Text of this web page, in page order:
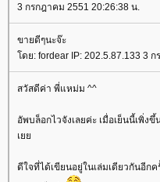
3 กรกฎาคม 2551 20:26:38 น.
ขายดีๆนะจ๊ะ
ดย: fordear IP: 202.5.87.133 3 ก
สวัสดีค่า พี่แหม่ม ^^
อัพบล็อกไวจังเลยค่ะ เมื่อเย็นนี้เพิ่ง
เ
ดีใจที่ได้เขียนอยู่ในเล่มเดียวกันอีก